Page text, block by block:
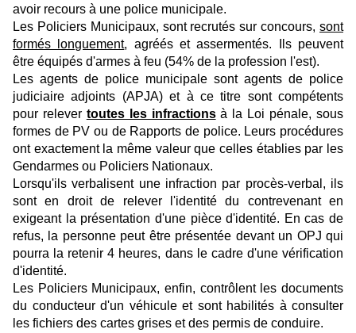
avoir recours à une police municipale.
Les Policiers Municipaux, sont recrutés sur concours, sont
formés longuement, agréés et assermentés. Ils peuvent
être équipés d'armes à feu (54% de la profession l'est).
Les agents de police municipale sont agents de police
judiciaire adjoints (APJA) et à ce titre sont compétents
pour relever toutes les infractionsà la Loi pénale, sous
formes de PV ou de Rapports de police. Leurs procédures
ont exactement la même valeur que celles établies par les
Gendarmes ou Policiers Nationaux.
Lorsqu'ils verbalisent une infraction par procès-verbal, ils
sont en droit de relever l'identité du contrevenant en
exigeant la présentation d'une pièce d'identité. En cas de
refus, la personne peut être présentée devant un OPJ qui
pourra la retenir 4 heures, dans le cadre d'une vérification
d'identité.
Les Policiers Municipaux, enfin, contrôlent les documents
du conducteur d'un véhicule et sont habilités à consulter
les fichiers des cartes grises et des permis de conduire.